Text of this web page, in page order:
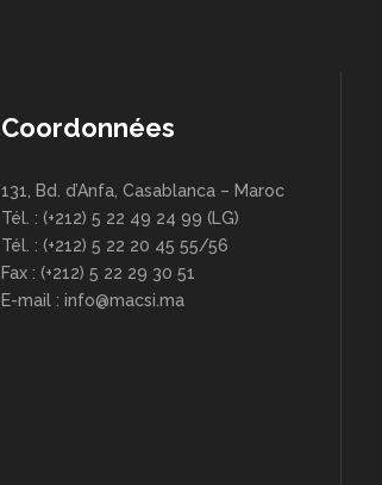
Coordonnées
131, Bd. d’Anfa, Casablanca – Maroc
Tél. : (+212) 5 22 49 24 99 (LG)
Tél. : (+212) 5 22 20 45 55/56
Fax : (+212) 5 22 29 30 51
E-mail : info@macsi.ma